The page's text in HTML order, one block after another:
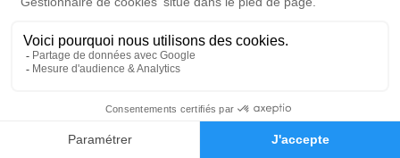
Faire-part Hommages
Cérémonie civile
samedi 15 juin 2024 à 11h00
Crématorium de Perpignan
699, rue Louis Mouillard
Je rends hommage